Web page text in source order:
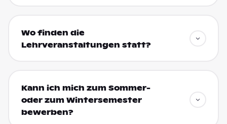
Wo finden die
Lehrveranstaltungen statt?
Kann ich mich zum Sommer-
oder zum Wintersemester
bewerben?